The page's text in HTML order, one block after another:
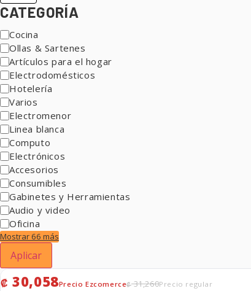
CATEGORÍA
Categoría
Cocina
Ollas & Sartenes
Artículos para el hogar
Electrodomésticos
Hotelería
Varios
Electromenor
Linea blanca
Computo
Electrónicos
Accesorios
Consumibles
Gabinetes y Herramientas
Audio y video
Oficina
Mostrar 66 más
Aplicar
₡31,260
El precio original era: ₡ 31,260.
₡ 30,058
El precio actual es: ₡ 30,058.